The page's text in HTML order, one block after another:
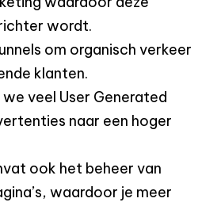
wordt.
om organisch verkeer
klanten.
veel User Generated
naar een hoger
ook het beheer van
waardoor je meer